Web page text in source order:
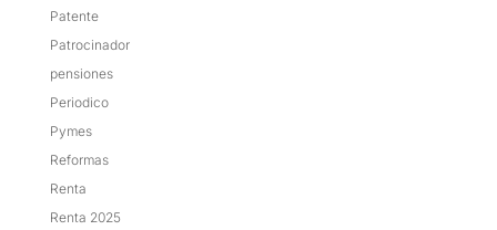
Patente
Patrocinador
pensiones
Periodico
Pymes
Reformas
Renta
Renta 2025